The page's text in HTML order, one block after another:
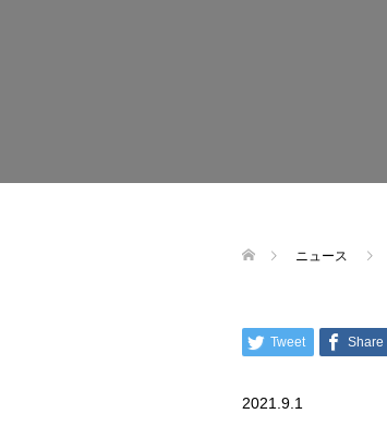
ニュース
Tweet Share
2021.9.1